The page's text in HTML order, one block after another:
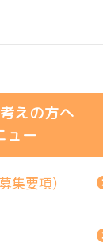
えの方へ
ュー
集要項）